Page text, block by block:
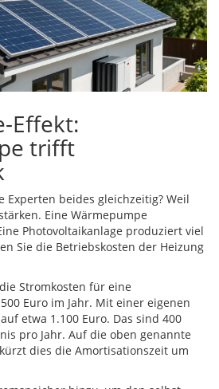
Effekt:
trifft
beides gleichzeitig? Weil
Eine Wärmepumpe
Photovoltaikanlage produziert viel
Sie die Betriebskosten der Heizung
Stromkosten für eine
Euro im Jahr. Mit einer eigenen
etwa 1.100 Euro. Das sind 400
pro Jahr. Auf die oben genannte
dies die Amortisationszeit um